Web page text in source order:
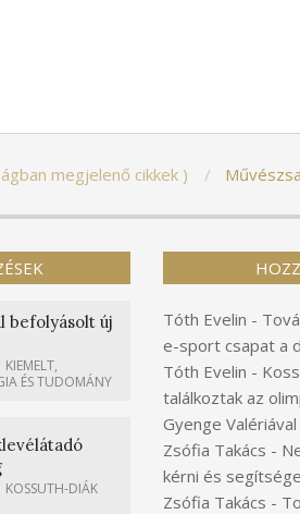
megjelenő cikkek
befolyásolt új
KIEMELT,
ÉS TUDOMÁNY
KOSSUTH-DIÁK
Tóth Evelin -
e-sport csapat a
Tóth Evelin -
találkoztak az
Gyenge Valériával
Zsófia Takács -
kérni és
Zsófia Takács -